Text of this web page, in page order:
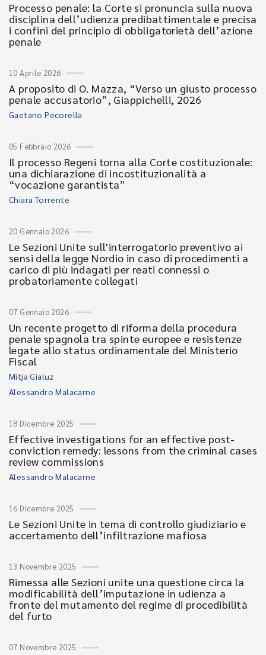
Processo penale: la Corte si pronuncia sulla nuova
disciplina dell’udienza predibattimentale e precisa
i confini del principio di obbligatorietà dell’azione
penale
10 Aprile 2026
A proposito di O. Mazza, “Verso un giusto processo
penale accusatorio”, Giappichelli, 2026
Gaetano Pecorella
05 Febbraio 2026
Il processo Regeni torna alla Corte costituzionale:
una dichiarazione di incostituzionalità a
“vocazione garantista”
Chiara Torrente
20 Gennaio 2026
Le Sezioni Unite sull'interrogatorio preventivo ai
sensi della legge Nordio in caso di procedimenti a
carico di più indagati per reati connessi o
probatoriamente collegati
07 Gennaio 2026
Un recente progetto di riforma della procedura
penale spagnola tra spinte europee e resistenze
legate allo status ordinamentale del Ministerio
Fiscal
Mitja Gialuz
Alessandro Malacarne
18 Dicembre 2025
Effective investigations for an effective post-
conviction remedy: lessons from the criminal cases
review commissions
Alessandro Malacarne
16 Dicembre 2025
Le Sezioni Unite in tema di controllo giudiziario e
accertamento dell’infiltrazione mafiosa
13 Novembre 2025
Rimessa alle Sezioni unite una questione circa la
modificabilità dell’imputazione in udienza a
fronte del mutamento del regime di procedibilità
del furto
07 Novembre 2025